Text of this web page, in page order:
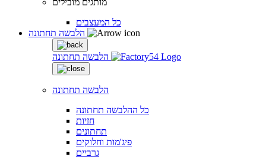
כל המעצבים
הלבשה תחתונה
הלבשה תחתונה
כל ההלבשה תחתונה
חזיות
תחתונים
פיג'מות וחלוקים
גרביים